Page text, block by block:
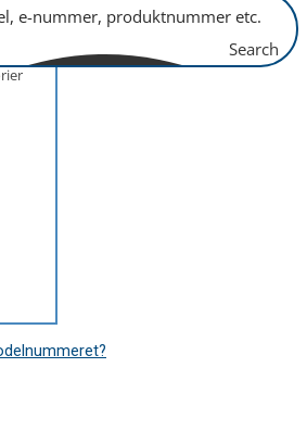
Search